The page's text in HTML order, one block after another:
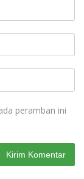
peramban ini